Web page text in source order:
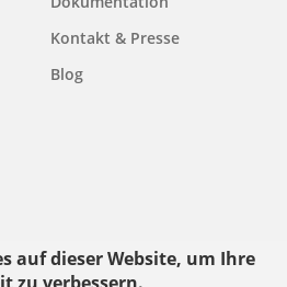
auf dieser Website, um Ihre
Kontakt & Presse
Blog